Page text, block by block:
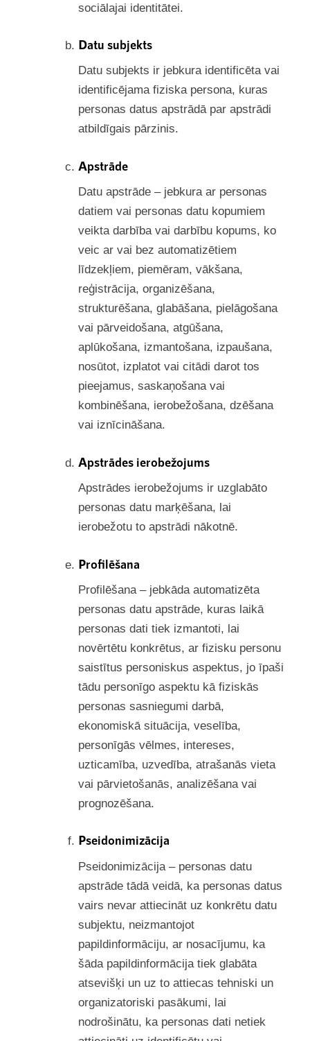
sociālajai identitātei.
Datu subjekts
Datu subjekts ir jebkura identificēta vai
identificējama fiziska persona, kuras
personas datus apstrādā par apstrādi
atbildīgais pārzinis.
Apstrāde
Datu apstrāde – jebkura ar personas
datiem vai personas datu kopumiem
veikta darbība vai darbību kopums, ko
veic ar vai bez automatizētiem
līdzekļiem, piemēram, vākšana,
reģistrācija, organizēšana,
strukturēšana, glabāšana, pielāgošana
vai pārveidošana, atgūšana,
aplūkošana, izmantošana, izpaušana,
nosūtot, izplatot vai citādi darot tos
pieejamus, saskaņošana vai
kombinēšana, ierobežošana, dzēšana
vai iznīcināšana.
Apstrādes ierobežojums
Apstrādes ierobežojums ir uzglabāto
personas datu marķēšana, lai
ierobežotu to apstrādi nākotnē.
Profilēšana
Profilēšana – jebkāda automatizēta
personas datu apstrāde, kuras laikā
personas dati tiek izmantoti, lai
novērtētu konkrētus, ar fizisku personu
saistītus personiskus aspektus, jo īpaši
tādu personīgo aspektu kā fiziskās
personas sasniegumi darbā,
ekonomiskā situācija, veselība,
personīgās vēlmes, intereses,
uzticamība, uzvedība, atrašanās vieta
vai pārvietošanās, analizēšana vai
prognozēšana.
Pseidonimizācija
Pseidonimizācija – personas datu
apstrāde tādā veidā, ka personas datus
vairs nevar attiecināt uz konkrētu datu
subjektu, neizmantojot
papildinformāciju, ar nosacījumu, ka
šāda papildinformācija tiek glabāta
atsevišķi un uz to attiecas tehniski un
organizatoriski pasākumi, lai
nodrošinātu, ka personas dati netiek